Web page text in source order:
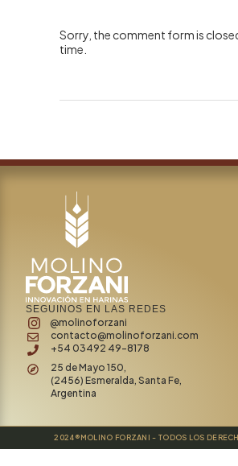
Sorry, the comment form is
time.
SEGUINOS EN LAS REDES
@molinoforzani
contacto@molinoforzani.com
+54 03492 49-8178
25 de Mayo 150,
(2456) Esmeralda, Santa Fe,
Argentina
2024®MOLINO FORZANI - TODOS LOS